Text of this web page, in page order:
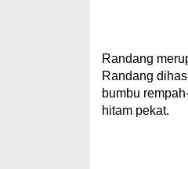
Randang
Randang
bumbu
hitam pekat.